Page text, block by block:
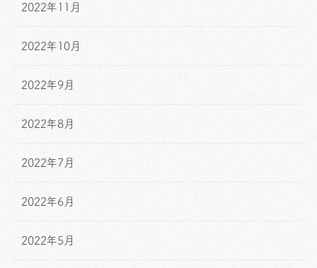
2022年11月
2022年10月
2022年9月
2022年8月
2022年7月
2022年6月
2022年5月